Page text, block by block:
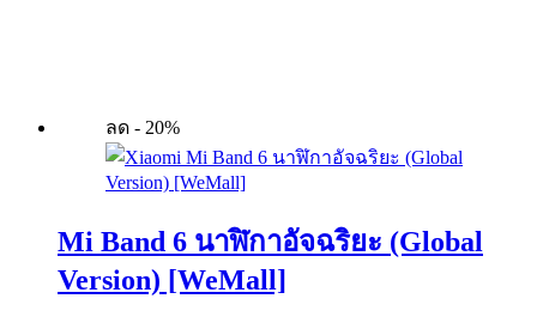
ลด - 20%
Mi Band 6 นาฬิกาอัจฉริยะ (Global
Version) [WeMall]